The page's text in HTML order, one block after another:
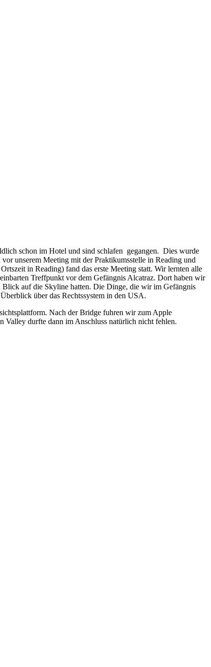
schon im Hotel und sind schlafen gegangen. Dies wurde
unserem Meeting mit der Praktikumsstelle in Reading und
in Reading) fand das erste Meeting statt. Wir lernten alle
Treffpunkt vor dem Gefängnis Alcatraz. Dort haben wir
auf die Skyline hatten. Die Dinge, die wir im Gefängnis
über das Rechtssystem in den USA.
Nach der Bridge fuhren wir zum Apple
Valley durfte dann im Anschluss natürlich nicht fehlen.